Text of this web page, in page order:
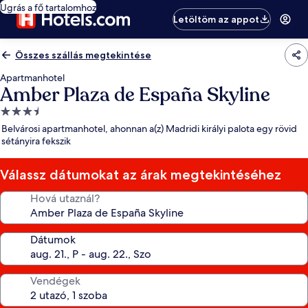
Ugrás a fő tartalomhoz
Letöltöm az appot
Összes szállás megtekintése
Apartmanhotel
Amber Plaza de España Skyline
3.5
csillagos
szálláshely
Belvárosi apartmanhotel, ahonnan a(z) Madridi királyi palota egy rövid
sétányira fekszik
Válassz dátumokat az árak megtekintéséhez
Hová utaznál?
Dátumok
Vendégek